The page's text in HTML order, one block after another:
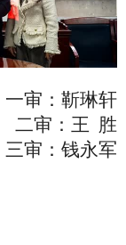
一审： 靳琳轩
二审： 王 胜
三审：钱永军